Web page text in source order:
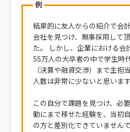
例
結果的に友人からの紹介で会
会社を見つけ、無事採用して
た。 しかし、企業における会
55万人の大卒者の中で学生時
（決算や融資交渉）まで主担
人数は非常に少ないと思います
この自分で課題を見つけ、必
動にまで移せた経験を、当初
の方と差別化できていません